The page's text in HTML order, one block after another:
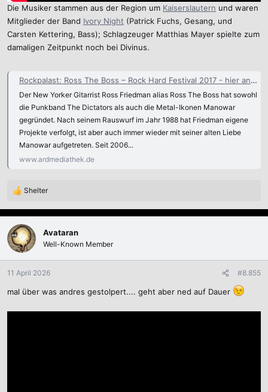
Die Musiker stammen aus der Region um Kaiserslautern und waren
Mitglieder der Band Ivory Night (Patrick Fuchs, Gesang, und
Carsten Kettering, Bass); Schlagzeuger Matthias Mayer spielte zum
damaligen Zeitpunkt noch bei Divinus.
Rockpalast: Ross The Boss – Rock Hard Festival 2017 - hier anschauen
Der New Yorker Gitarrist Ross Friedman alias Ross The Boss hat sowohl
die Punkband The Dictators als auch die Metal-Ikonen Manowar
gegründet. Nach seinem Rauswurf im Jahr 1988 hat Friedman eigene
Projekte verfolgt, ist aber auch immer wieder mit seiner alten Liebe
Manowar aufgetreten. Seit 2006...
www.ardmediathek.de
R
a
k
t
i
o
n
n
Shelter
Avataran
Well-Known Member
11 April 2026 #8.855
mal über was andres gestolpert.... geht aber ned auf Dauer